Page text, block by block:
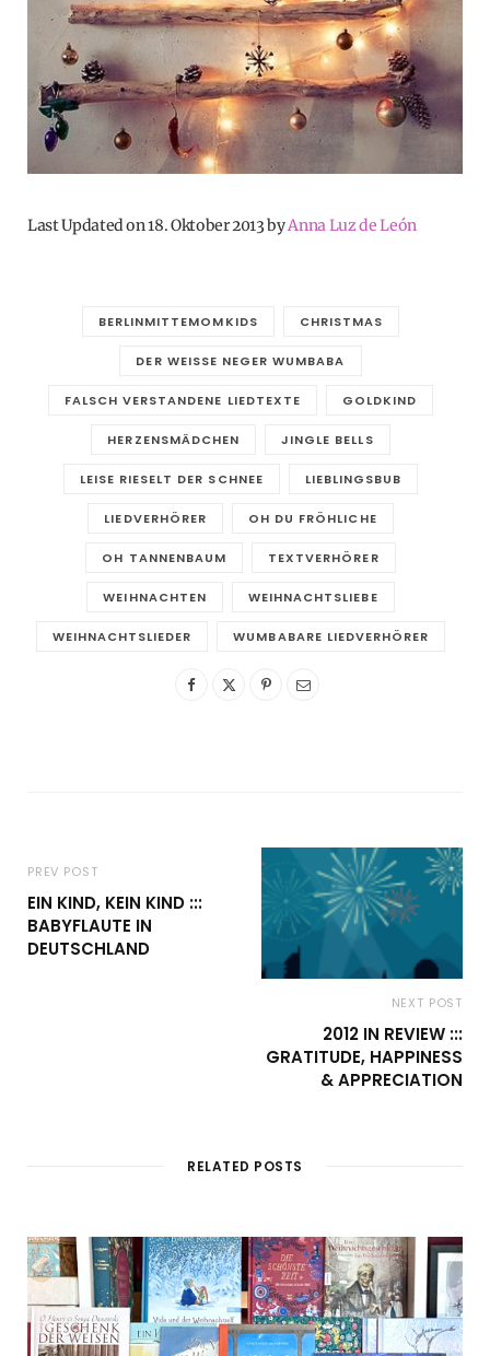
Last Updated on 18. Oktober 2013 byAnna Luz de León
BERLINMITTEMOMKIDS CHRISTMAS
DER WEISSE NEGER WUMBABA
FALSCH VERSTANDENE LIEDTEXTE GOLDKIND
HERZENSMÄDCHEN JINGLE BELLS
LEISE RIESELT DER SCHNEE LIEBLINGSBUB
LIEDVERHÖRER OH DU FRÖHLICHE
OH TANNENBAUM TEXTVERHÖRER
WEIHNACHTEN WEIHNACHTSLIEBE
WEIHNACHTSLIEDER WUMBABARE LIEDVERHÖRER
PREV POST
EIN KIND, KEIN KIND :::
BABYFLAUTE IN
DEUTSCHLAND
NEXT POST
2012 IN REVIEW :::
GRATITUDE, HAPPINESS
& APPRECIATION
RELATED POSTS